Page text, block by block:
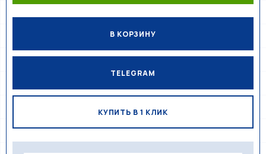
В КОРЗИНУ
TELEGRAM
КУПИТЬ В 1 КЛИК